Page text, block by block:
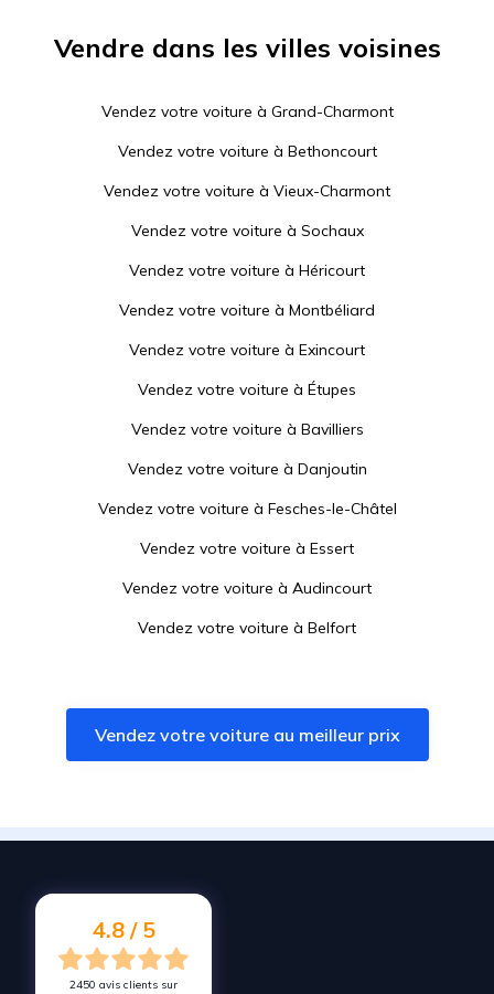
Vendre dans les villes voisines
Vendez votre voiture à Grand-Charmont
Vendez votre voiture à Bethoncourt
Vendez votre voiture à Vieux-Charmont
Vendez votre voiture à Sochaux
Vendez votre voiture à Héricourt
Vendez votre voiture à Montbéliard
Vendez votre voiture à Exincourt
Vendez votre voiture à Étupes
Vendez votre voiture à Bavilliers
Vendez votre voiture à Danjoutin
Vendez votre voiture à Fesches-le-Châtel
Vendez votre voiture à Essert
Vendez votre voiture à Audincourt
Vendez votre voiture à Belfort
Vendez votre voiture àBeaucourt
Vendez votre voiture àValentigney
Vendez votre voiture à
Vendez votre voiture au meilleur prix
4.8 / 5
2450 avis clients sur